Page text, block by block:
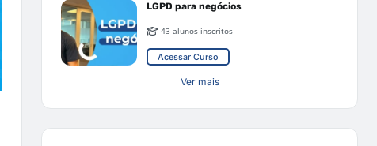
LGPD para negócios
43 alunos inscritos
Acessar Curso
Ver mais